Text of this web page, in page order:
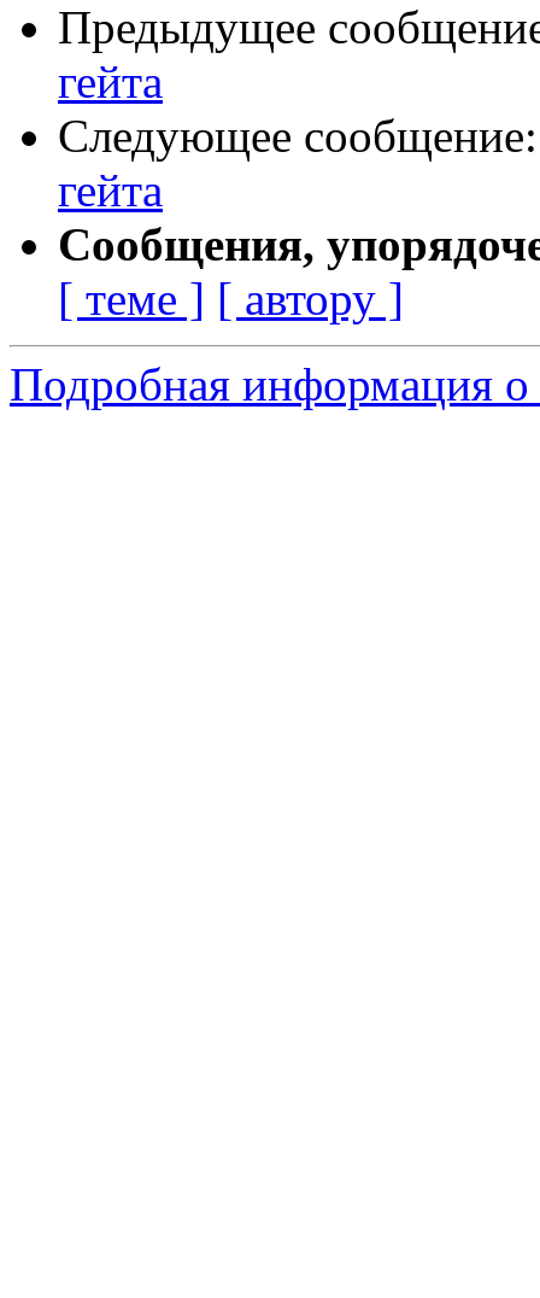
Предыдущее
гейта
Следующее
гейта
Сообщения,
[ теме ] [ автору ]
Подробная информация о